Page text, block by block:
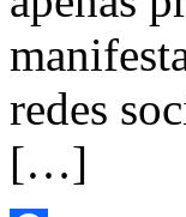
redes
[…]